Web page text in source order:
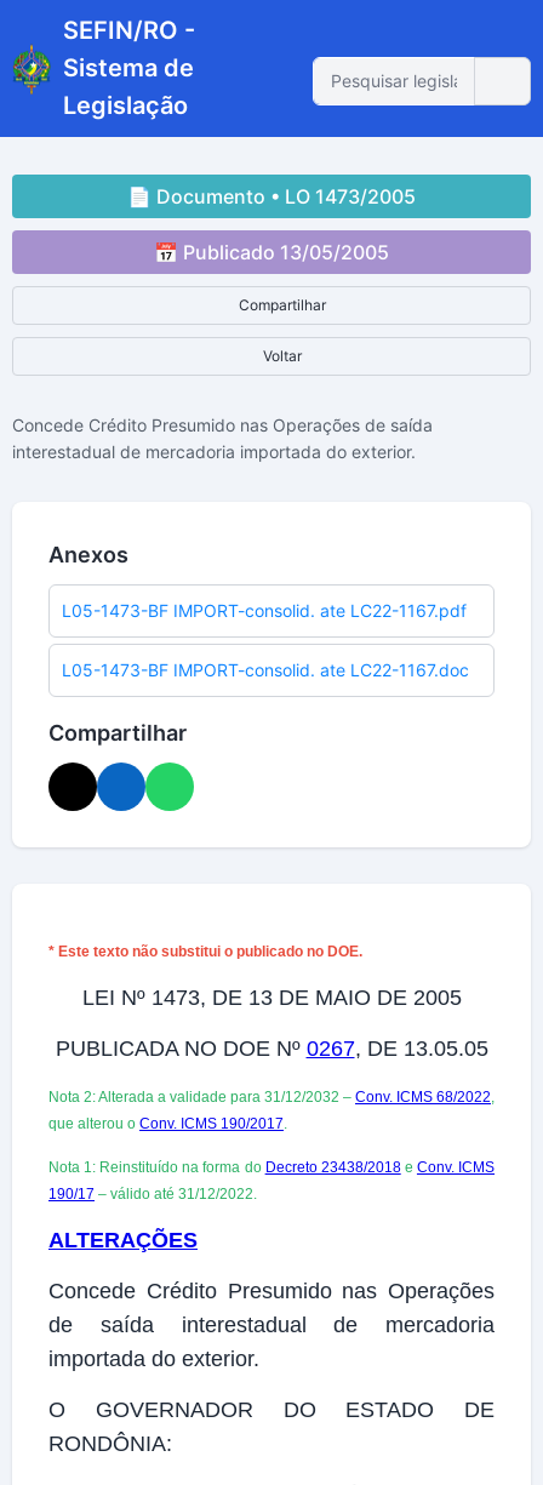
SEFIN/RO -
Sistema de
Legislação
📄 Documento • LO 1473/2005
📅 Publicado 13/05/2005
Compartilhar
Voltar
Concede Crédito Presumido nas Operações de saída
interestadual de mercadoria importada do exterior.
Anexos
L05-1473-BF IMPORT-consolid. ate LC22-1167.pdf
L05-1473-BF IMPORT-consolid. ate LC22-1167.doc
Compartilhar